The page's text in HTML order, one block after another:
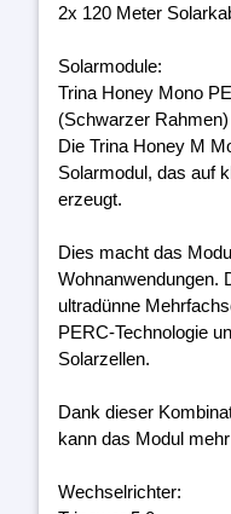
2x 120 Meter
Solarmodule:
Trina Honey Mono
(Schwarzer Rahmen)
Die Trina Honey M
Solarmodul, das auf
erzeugt.
Dies macht das
Wohnanwendungen.
ultradünne
PERC-Technologie
Solarzellen.
Dank dieser
kann das Modul
Wechselrichter: